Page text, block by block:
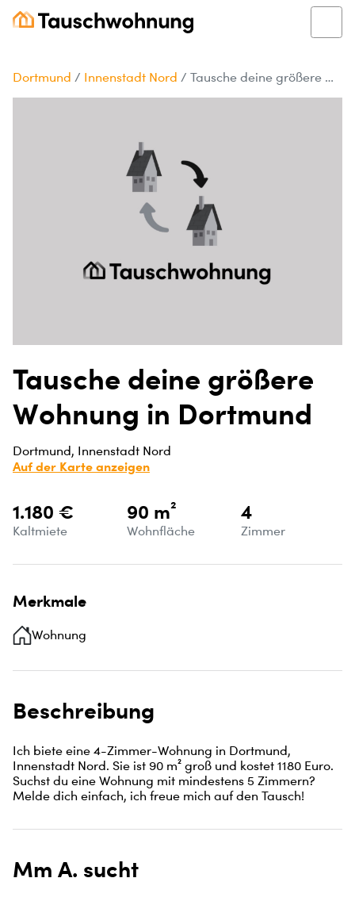
Dortmund / Innenstadt Nord / Tausche deine größere Wohnung in Dortmund
Tausche deine größere
Wohnung in Dortmund
Dortmund, Innenstadt Nord
Auf der Karte anzeigen
1.180 €
Kaltmiete
90 m²
Wohnfläche
4
Zimmer
Merkmale
Wohnung
Beschreibung
Ich biete eine 4-Zimmer-Wohnung in Dortmund,
Innenstadt Nord. Sie ist 90 m² groß und kostet 1180 Euro.
Suchst du eine Wohnung mit mindestens 5 Zimmern?
Melde dich einfach, ich freue mich auf den Tausch!
Mm A. sucht